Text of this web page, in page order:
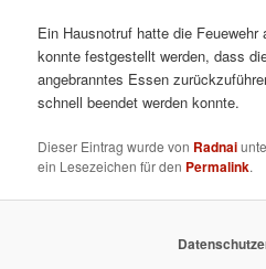
Ein Hausnotruf hatte die
konnte festgestellt werden, dass
angebranntes Essen
schnell beendet werden konnte.
Dieser Eintrag wurde von Radnai
ein Lesezeichen für den Permalink.